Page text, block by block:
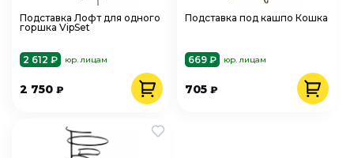
Подставка Лофт для одного
горшка VipSet
2 612 ₽ юр. лицам
2 750 ₽
Подставка под кашпо Кошка
669 ₽ юр. лицам
705₽